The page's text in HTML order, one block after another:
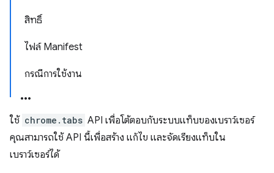
สิทธิ์
ไฟล์ Manifest
กรณีการใช้งาน
ใช้ chrome.tabs API เพื่อโต้ตอบกับระบบแท็บของเบราว์เซอร์
คุณสามารถใช้ API นี้เพื่อสร้าง แก้ไข และจัดเรียงแท็บใน
เบราว์เซอร์ได้